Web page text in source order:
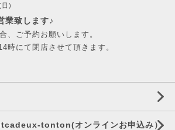
)
業致します♪
、ご予約お願いします。
時にて閉店させて頂きます。
tonton(オンラインお申込み）